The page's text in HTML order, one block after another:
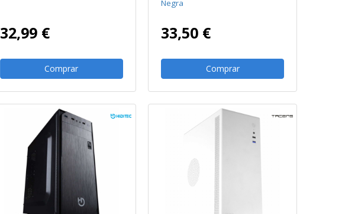
32,99 €
Comprar
Negra
33,50 €
Comprar